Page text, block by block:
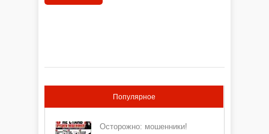
Популярное
Осторожно: мошенники!